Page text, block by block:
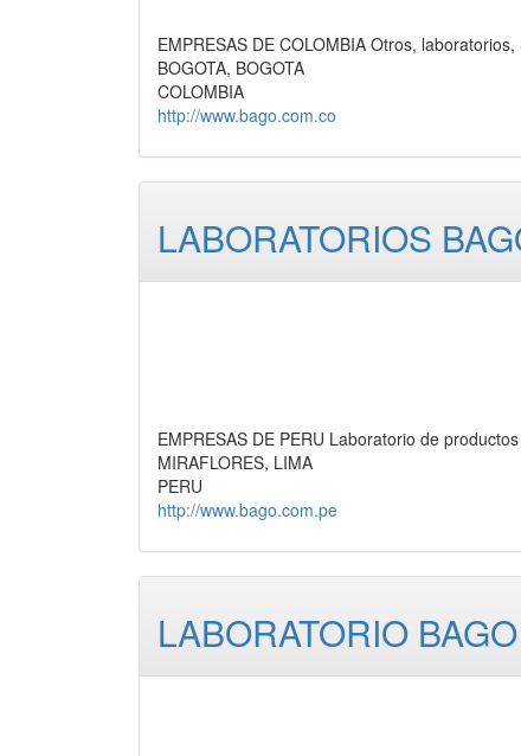
EMPRESAS DE COLOMBIA Otros, laboratorios,
BOGOTA, BOGOTA
COLOMBIA
http://www.bago.com.co
LABORATORIOS
EMPRESAS DE PERU Laboratorio de
MIRAFLORES, LIMA
PERU
http://www.bago.com.pe
LABORATORIO